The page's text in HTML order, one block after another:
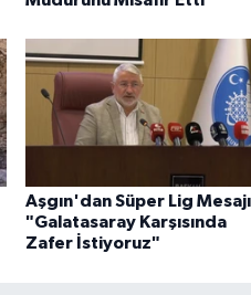
Aşgın'dan Süper Lig
"Galatasaray Karşısında
Zafer İstiyoruz"